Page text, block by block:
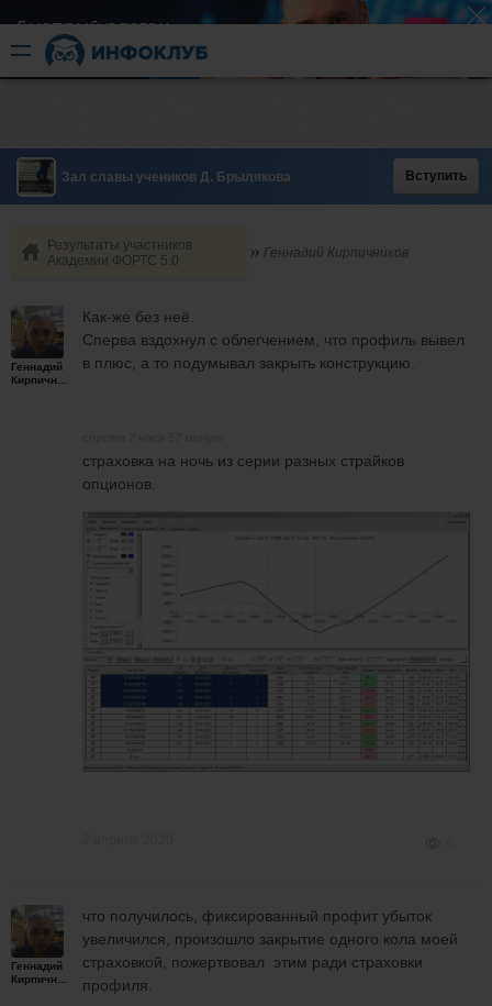
Быстрый разгон
​в короткие сроки
Зал славы учеников Д. Брылякова Вступить
Результаты участников
Академии ФОРТС 5.0
Геннадий Кирпичников
Геннадий
Как-же без неё.
Сперва вздохнул с облегчением, что профиль вывел
в плюс, а то подумывал закрыть конструкцию.
страховка на ночь из серии разных страйков
опционов.
Геннадий
что получилось, фиксированный профит убыток
увеличился, произошло закрытие одного кола моей
страховкой, пожертвовал этим ради страховки
профиля.